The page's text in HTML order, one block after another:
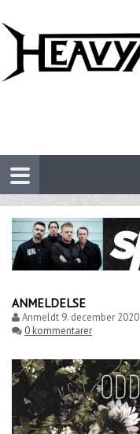
ANMELDELSE
Anmeldt 9. december 2020
0 kommentarer